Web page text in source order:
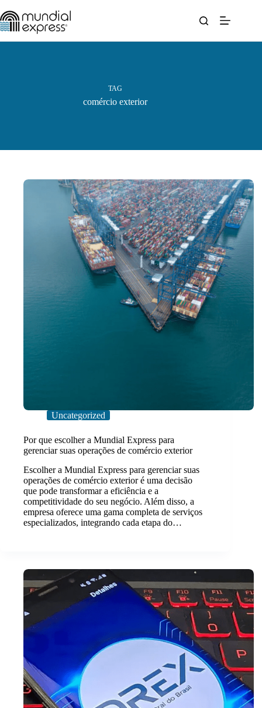
para
o
TAG
comércio exterior
Uncategorized
Por que escolher a Mundial Express para
gerenciar suas operações de comércio exterior
Escolher a Mundial Express para gerenciar suas
operações de comércio exterior é uma decisão
que pode transformar a eficiência e a
competitividade do seu negócio. Além disso, a
empresa oferece uma gama completa de serviços
especializados, integrando cada etapa do…